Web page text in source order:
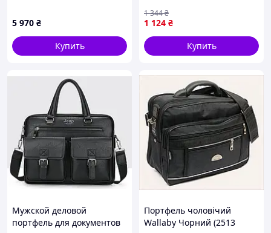
81E322K63
5 970 ₴
Купить
коричневая Nes22/Q
1 124 ₴
1 344₴
Купить
Мужской деловой
портфель для документов
Портфель чоловічий
Wallaby Чорний (2513